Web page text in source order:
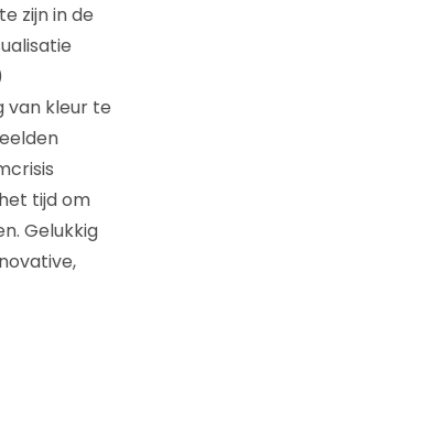
zijn in de
van kleur te
tijd om
Gelukkig